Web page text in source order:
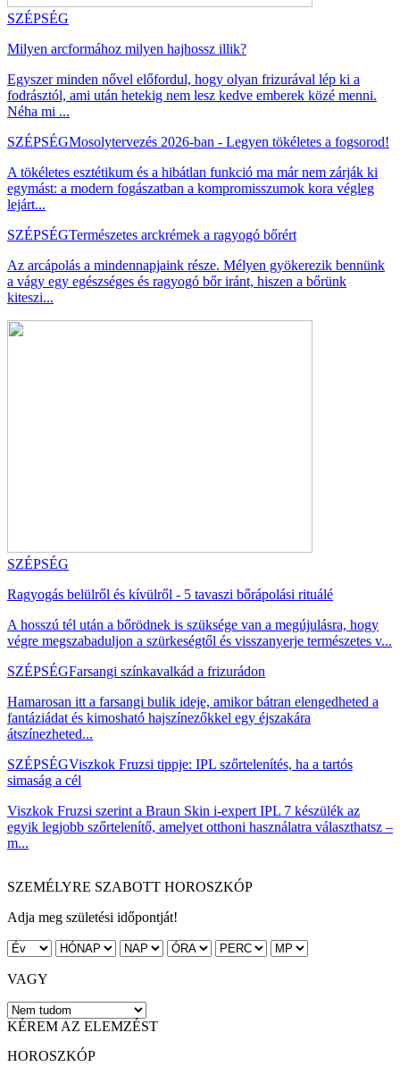
SZÉPSÉG
Milyen arcformához milyen hajhossz illik?
Egyszer minden nővel előfordul, hogy olyan frizurával lép ki a
fodrásztól, ami után hetekig nem lesz kedve emberek közé menni.
Néha mi ...
SZÉPSÉGMosolytervezés 2026-ban - Legyen tökéletes a fogsorod!
A tökéletes esztétikum és a hibátlan funkció ma már nem zárják ki
egymást: a modern fogászatban a kompromisszumok kora végleg
lejárt...
SZÉPSÉGTermészetes arckrémek a ragyogó bőrért
Az arcápolás a mindennapjaink része. Mélyen gyökerezik bennünk
a vágy egy egészséges és ragyogó bőr iránt, hiszen a bőrünk
kiteszi...
SZÉPSÉG
Ragyogás belülről és kívülről - 5 tavaszi bőrápolási rituálé
A hosszú tél után a bőrödnek is szüksége van a megújulásra, hogy
végre megszabaduljon a szürkeségtől és visszanyerje természetes v...
SZÉPSÉGFarsangi színkavalkád a frizurádon
Hamarosan itt a farsangi bulik ideje, amikor bátran elengedheted a
fantáziádat és kimosható hajszínezőkkel egy éjszakára
átszínezheted...
SZÉPSÉGViszkok Fruzsi tippje: IPL szőrtelenítés, ha a tartós
simaság a cél
Viszkok Fruzsi szerint a Braun Skin i-expert IPL 7 készülék az
egyik legjobb szőrtelenítő, amelyet otthoni használatra választhatsz –
m...
SZEMÉLYRE SZABOTT HOROSZKÓP
Adja meg születési időpontját!
VAGY
KÉREM AZ ELEMZÉST
HOROSZKÓP